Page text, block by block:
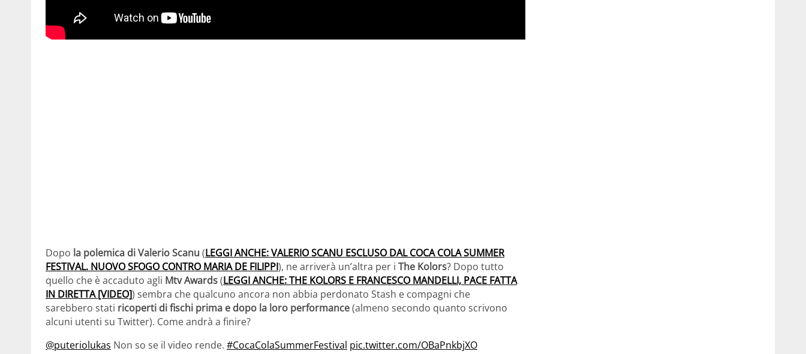
Dopo la polemica di Valerio Scanu (LEGGI ANCHE: VALERIO SCANU ESCLUSO DAL COCA COLA SUMMER
FESTIVAL. NUOVO SFOGO CONTRO MARIA DE FILIPPI), ne arriverà un’altra per i The Kolors? Dopo tutto
quello che è accaduto agli Mtv Awards(LEGGI ANCHE: THE KOLORS E FRANCESCO MANDELLI, PACE FATTA
IN DIRETTA [VIDEO]) sembra che qualcuno ancora non abbia perdonato Stash e compagni che
sarebbero stati ricoperti di fischi prima e dopo la loro performance(almeno secondo quanto scrivono
alcuni utenti su Twitter). Come andrà a finire?
@puteriolukas Non so se il video rende. #CocaColaSummerFestival pic.twitter.com/OBaPnkbjXO